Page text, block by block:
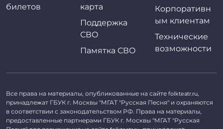
билетов
карта
Поддержка
СВО
Памятка СВО
Корпоративн
ым клиентам
Технические
возможности
Все права на материалы, опубликованные на сайте folkteatr.ru,
принадлежат ГБУК г. Москвы "МГАТ "Русская Песня" и охраняются
в соответствии с законодательством РФ. Права на материалы,
предоставленные партнерами ГБУК г. Москвы "МГАТ "Русская